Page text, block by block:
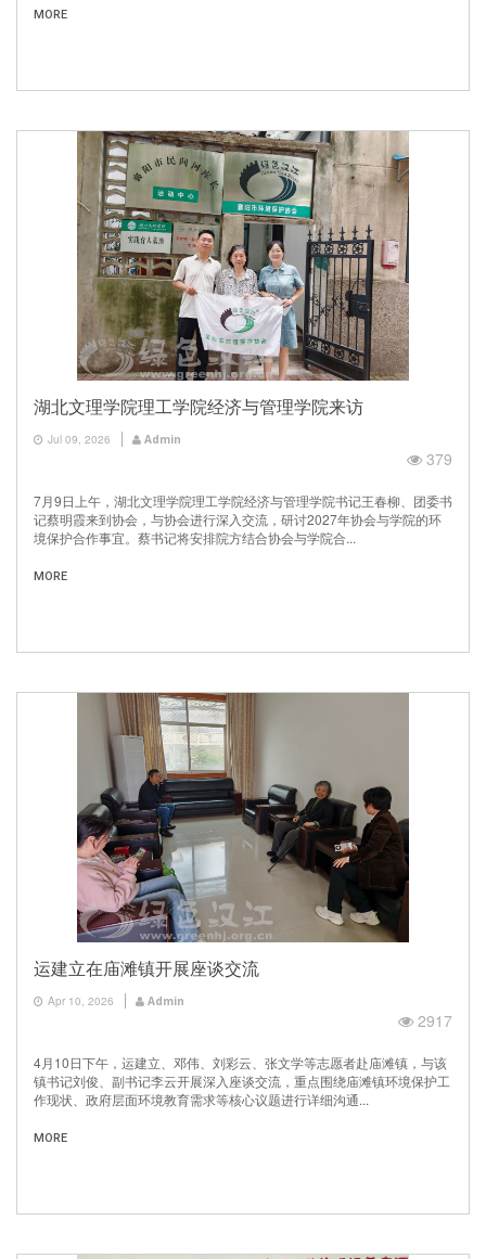
MORE
湖北文理学院理工学院经济与管理学院来访
Jul 09, 2026 Admin
379
7月9日上午，湖北文理学院理工学院经济与管理学院书记王春柳、团委书
记蔡明霞来到协会，与协会进行深入交流，研讨2027年协会与学院的环
境保护合作事宜。蔡书记将安排院方结合协会与学院合...
MORE
运建立在庙滩镇开展座谈交流
Apr 10, 2026 Admin
2917
4月10日下午，运建立、邓伟、刘彩云、张文学等志愿者赴庙滩镇，与该
镇书记刘俊、副书记李云开展深入座谈交流，重点围绕庙滩镇环境保护工
作现状、政府层面环境教育需求等核心议题进行详细沟通...
MORE